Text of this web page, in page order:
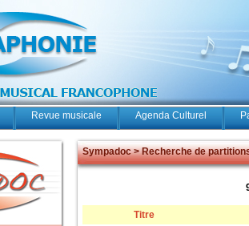
Revue musicale Agenda Culturel
Sympadoc > Recherche de
Titre